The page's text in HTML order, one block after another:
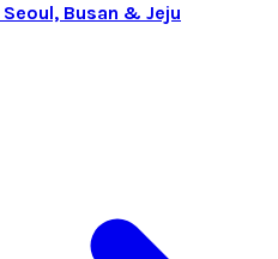
Busan & Jeju